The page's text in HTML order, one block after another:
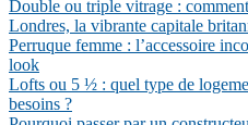
Double ou triple vitrage :
Londres, la vibrante capitale
Perruque femme : l’accessoire
look
Lofts ou 5 ½ : quel type de
besoins ?